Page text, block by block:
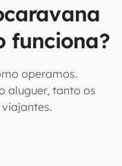
funciona?
operamos.
aluguer, tanto os